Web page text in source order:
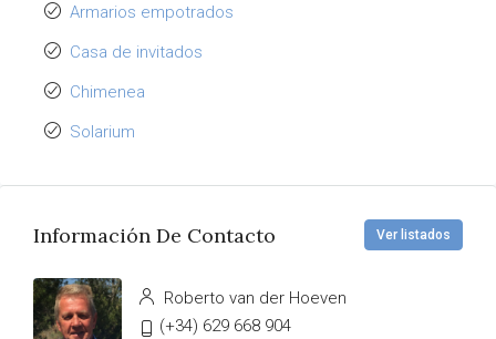
Armarios empotrados
Casa de invitados
Chimenea
Solarium
Información De Contacto Ver listados
Roberto van der Hoeven
(+34) 629 668 904